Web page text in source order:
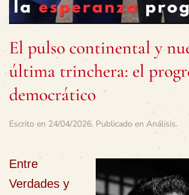
El pulso continental y
última trinchera: el
democrático
Escrito en 24/04/2026. Publicado en Análisis.
Entre
Verdades y